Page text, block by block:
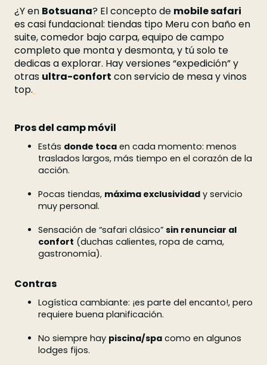
¿Y en Botsuana? El concepto de mobile safari
es casi fundacional: tiendas tipo Meru con baño en
suite, comedor bajo carpa, equipo de campo
completo que monta y desmonta, y tú solo te
dedicas a explorar. Hay versiones “expedición” y
otras ultra-confort con servicio de mesa y vinos
top.
Pros del camp móvil
Estás donde toca en cada momento: menos
traslados largos, más tiempo en el corazón de la
acción.
Pocas tiendas, máxima exclusividad y servicio
muy personal.
Sensación de “safari clásico” sin renunciar al
confort (duchas calientes, ropa de cama,
gastronomía).
Contras
Logística cambiante: ¡es parte del encanto!, pero
requiere buena planificación.
No siempre hay piscina/spa como en algunos
lodges fijos.